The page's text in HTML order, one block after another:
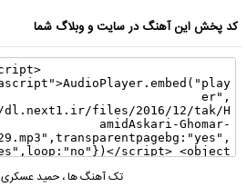
کد پخش این آهنگ در سایت و وبلاگ شما
تک آهنگ ها،حمید عسکری